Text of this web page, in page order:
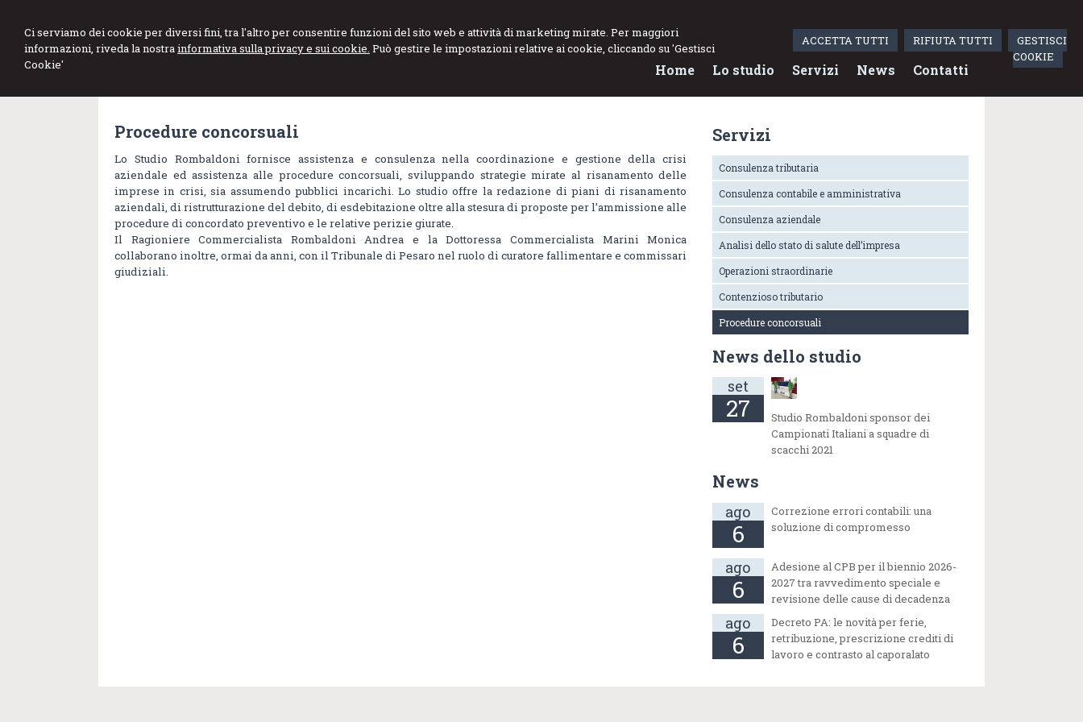
Ci serviamo dei cookie per diversi fini, tra l'altro per consentire funzioni del sito web e attività di marketing mirate. Per maggiori
informazioni, riveda la nostrainformativa sulla privacy e sui cookie. Può gestire le impostazioni relative ai cookie, cliccando su 'Gestisci
Cookie'
ACCETTA TUTTI RIFIUTA TUTTI
GESTISCI
COOKIE
Home Lo studio Servizi News Contatti
Procedure concorsuali
Lo Studio Rombaldoni fornisce assistenza e consulenza nella coordinazione e gestione della crisi
aziendale ed assistenza alle procedure concorsuali, sviluppando strategie mirate al risanamento delle
imprese in crisi, sia assumendo pubblici incarichi. Lo studio offre la redazione di piani di risanamento
aziendali, di ristrutturazione del debito, di esdebitazione oltre alla stesura di proposte per l’ammissione alle
procedure di concordato preventivo e le relative perizie giurate.
Il Ragioniere Commercialista Rombaldoni Andrea e la Dottoressa Commercialista Marini Monica
collaborano inoltre, ormai da anni, con il Tribunale di Pesaro nel ruolo di curatore fallimentare e commissari
giudiziali.
Servizi
Consulenza tributaria
Consulenza contabile e amministrativa
Consulenza aziendale
Analisi dello stato di salute dell’impresa
Operazioni straordinarie
Contenzioso tributario
Procedure concorsuali
News dello studio
set
27
Studio Rombaldoni sponsor dei
Campionati Italiani a squadre di
scacchi 2021
News
ago
6
Correzione errori contabili: una
soluzione di compromesso
ago
6
Adesione al CPB per il biennio 2026-
2027 tra ravvedimento speciale e
revisione delle cause di decadenza
ago
6
Decreto PA: le novità per ferie,
retribuzione, prescrizione crediti di
lavoro e contrasto al caporalato